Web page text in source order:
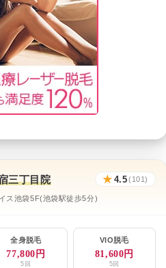
三丁目院 ★ 4.5(101)
ス池袋5F(池袋駅徒歩5分)
全身脱毛
77,800円
5回
VIO脱毛
81,600円
5回